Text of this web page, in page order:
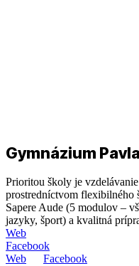
Gymnázium
Prioritou školy je
prostredníctvom flexibilného
Sapere Aude (5 modulov –
jazyky, šport) a kvalitná
Web
Facebook
Web
Facebook